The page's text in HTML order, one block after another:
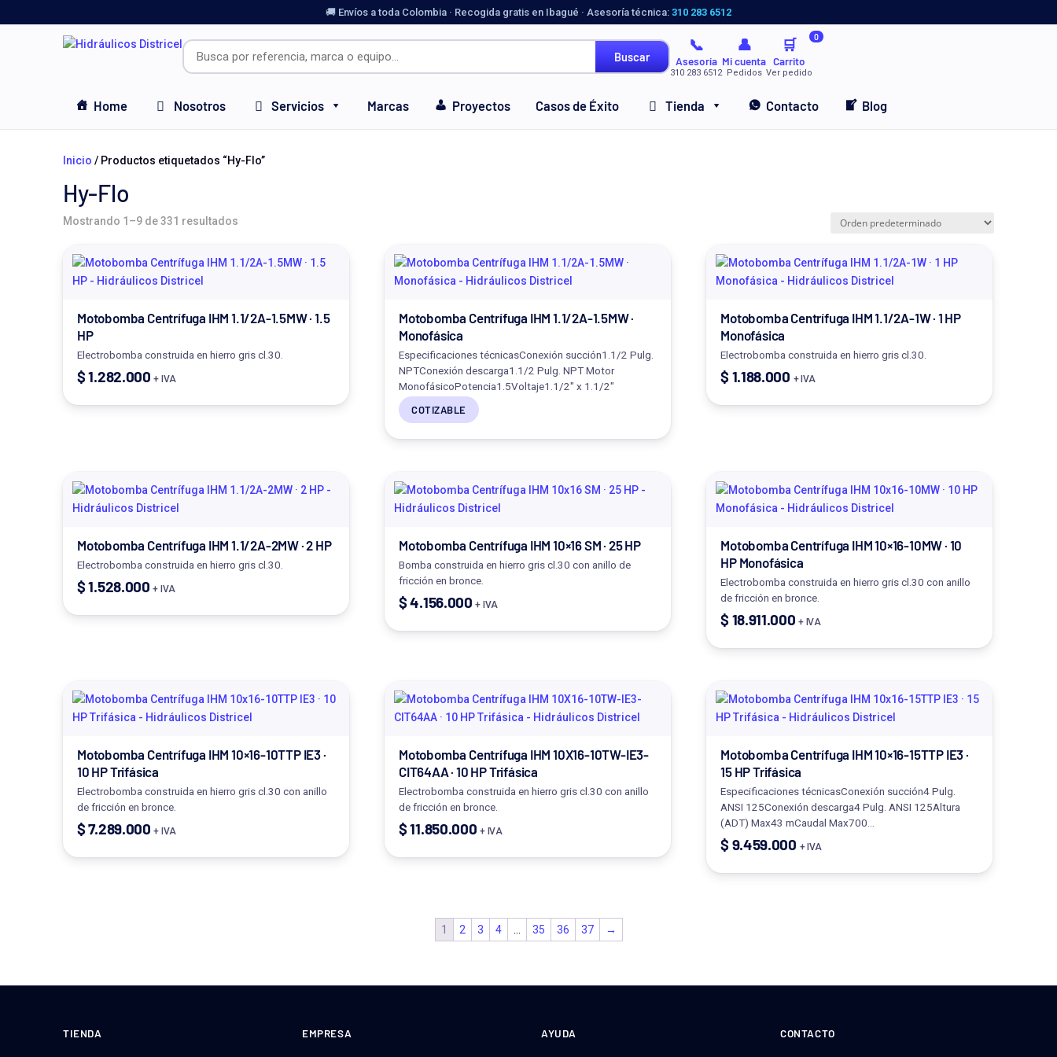
🚚 Envíos a toda Colombia · Recogida gratis en Ibagué · Asesoría técnica: 310 283 6512
Buscar
📞
Asesoría
310 283 6512
👤
Mi cuenta
Pedidos
🛒 0
Carrito
Ver pedido
Home Nosotros Servicios Marcas Proyectos Casos de Éxito Tienda Contacto Blog
Inicio / Productos etiquetados “Hy-Flo”
Hy-Flo
Mostrando 1–9 de 331 resultados
Motobomba Centrífuga IHM 1.1/2A-1.5MW · 1.5
HP
Electrobomba construida en hierro gris cl.30.
$1.282.000 + IVA
Motobomba Centrífuga IHM 1.1/2A-1.5MW ·
Monofásica
Especificaciones técnicasConexión succión1.1/2 Pulg.
NPTConexión descarga1.1/2 Pulg. NPT Motor
MonofásicoPotencia1.5Voltaje1.1/2" x 1.1/2"
COTIZABLE
Motobomba Centrífuga IHM 1.1/2A-1W · 1 HP
Monofásica
Electrobomba construida en hierro gris cl.30.
$ 1.188.000 + IVA
Motobomba Centrífuga IHM 1.1/2A-2MW · 2 HP
Electrobomba construida en hierro gris cl.30.
$1.528.000 + IVA
Motobomba Centrífuga IHM 10×16 SM · 25 HP
Bomba construida en hierro gris cl.30 con anillo de
fricción en bronce.
$4.156.000 + IVA
Motobomba Centrífuga IHM 10×16-10MW · 10
HP Monofásica
Electrobomba construida en hierro gris cl.30 con anillo
de fricción en bronce.
$ 18.911.000 + IVA
Motobomba Centrífuga IHM 10×16-10TTP IE3 ·
10 HP Trifásica
Electrobomba construida en hierro gris cl.30 con anillo
de fricción en bronce.
$7.289.000 + IVA
Motobomba Centrífuga IHM 10X16-10TW-IE3-
CIT64AA · 10 HP Trifásica
Electrobomba construida en hierro gris cl.30 con anillo
de fricción en bronce.
$11.850.000 + IVA
Motobomba Centrífuga IHM 10×16-15TTP IE3 ·
15 HP Trifásica
Especificaciones técnicasConexión succión4 Pulg.
ANSI 125Conexión descarga4 Pulg. ANSI 125Altura
(ADT) Max43 mCaudal Max700…
$ 9.459.000 + IVA
1 2 3 4 35 36 37 →
TIENDA EMPRESA AYUDA CONTACTO